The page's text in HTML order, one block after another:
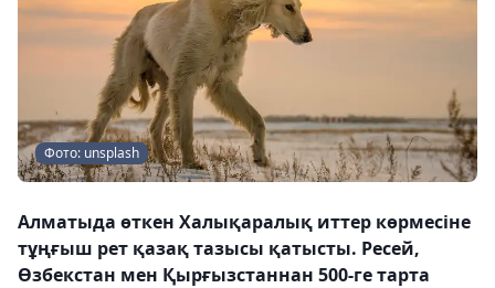
Фото: unsplash
Алматыда өткен Халықаралық иттер көрмесіне
тұңғыш рет қазақ тазысы қатысты. Ресей,
Өзбекстан мен Қырғызстаннан 500-ге тарта